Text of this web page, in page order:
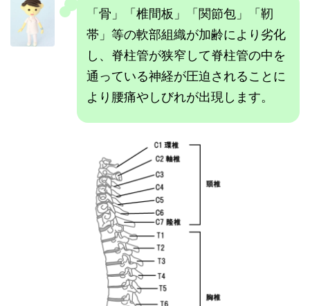
「骨」「椎間板」「関節包」「靭
帯」等の軟部組織が加齢により劣化
し、脊柱管が狭窄して脊柱管の中を
通っている神経が圧迫されることに
より腰痛やしびれが出現します。